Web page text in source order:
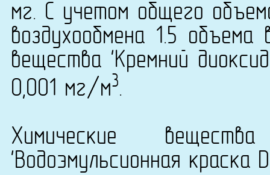
мг. С учетом общего
воздухообмена 1.5
вещества 'Кремний
0,001 мг/м3.
Химические
'Водоэмульсионная краска